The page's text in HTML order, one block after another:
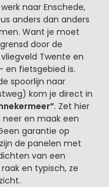
naar Enschede,
anders dan anders
Want je moet
door de
Twente en
en fietsgebied is.
spoorlijn naar
kom je direct in
. Zet hier
en maak een
garantie op
de panelen met
van een
en typisch, ze